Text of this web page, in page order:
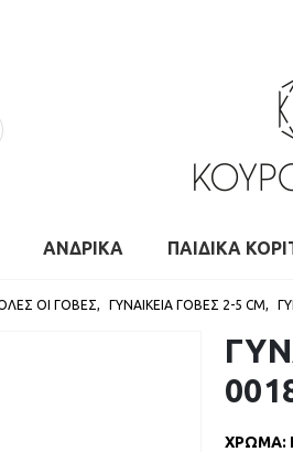
ΑΝΔΡΙΚΑ ΠΑΙΔΙΚΑ
ΟΙ ΓΌΒΕΣ, ΓΥΝΑΙΚΕΊΑ ΓΌΒΕΣ 2-5 CM,
ΧΡΩΜΑ: